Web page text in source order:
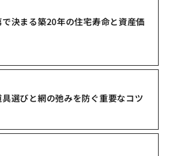
決まる築20年の住宅寿命と資産価
選びと網の弛みを防ぐ重要なコツ